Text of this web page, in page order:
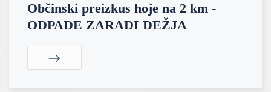
Občinski preizkus hoje na 2 km -
ODPADE ZARADI DEŽJA